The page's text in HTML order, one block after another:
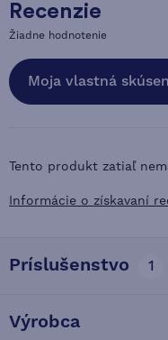
Recenzie
Žiadne hodnotenie
Moja vlastná
Tento produkt zatiaľ
Informácie o získavaní
Príslušenstvo 1
Výrobca